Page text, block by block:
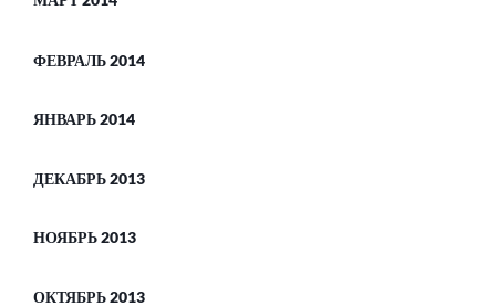
ФЕВРАЛЬ 2014
ЯНВАРЬ 2014
ДЕКАБРЬ 2013
НОЯБРЬ 2013
ОКТЯБРЬ 2013